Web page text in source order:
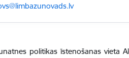
politikas īstenošanas